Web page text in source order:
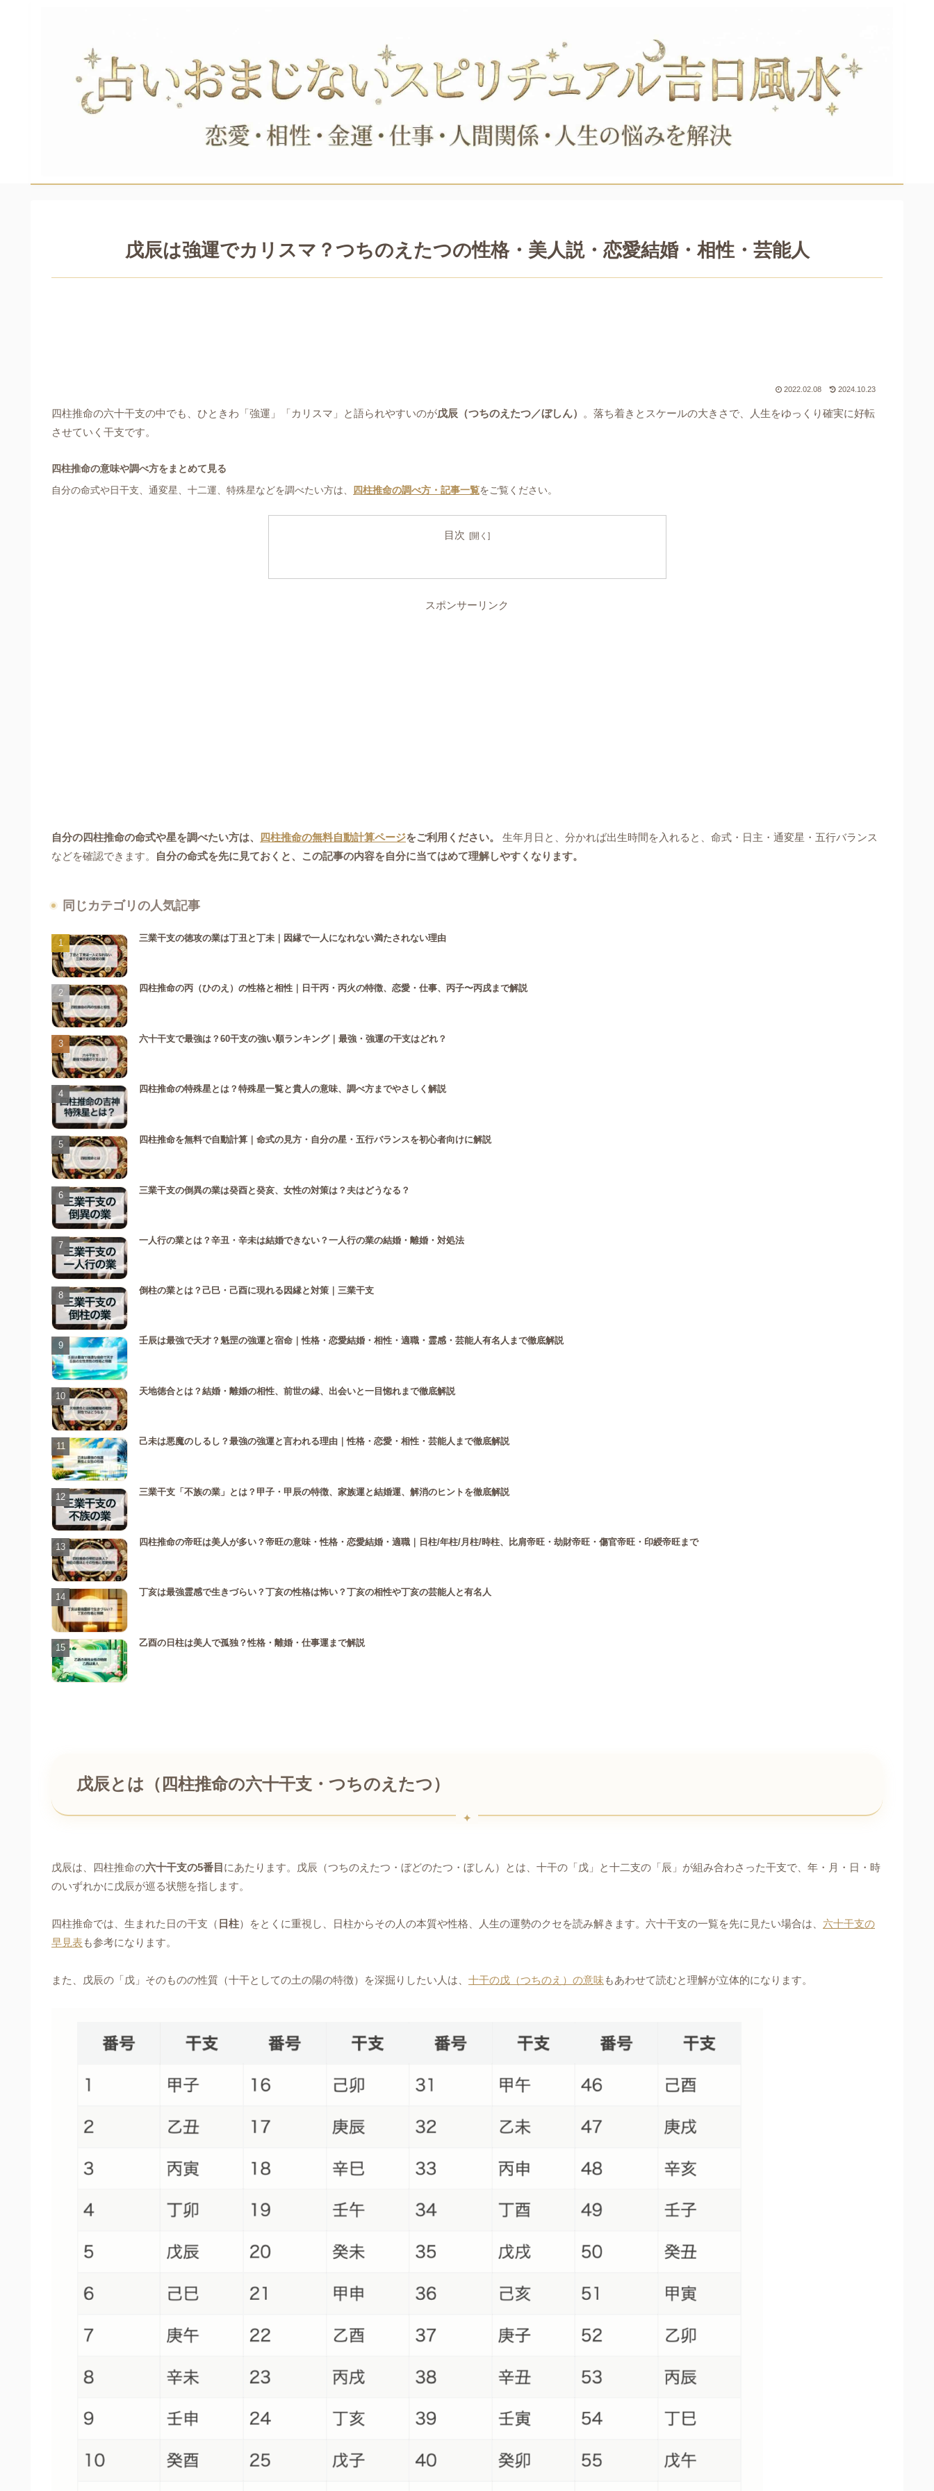
戊辰は強運でカリスマ？つちのえたつの性格・美人説・恋愛結婚・相性・芸能人
2022.02.08 2024.10.23
四柱推命の六十干支の中でも、ひときわ「強運」「カリスマ」と語られやすいのが戊辰（つちのえたつ／ぼしん）
。落ち着きとスケールの大きさで、人生をゆっくり確実に好転
させていく干支です。
四柱推命の意味や調べ方をまとめて見る
自分の命式や日干支、通変星、十二運、特殊星などを調べたい方は、
四柱推命の調べ方・記事一覧をご覧ください。
目次
スポンサーリンク
自分の四柱推命の命式や星を調べたい方は、 四柱推命の無料自動計算ページをご利用ください。
生年月日と、分かれば出生時間を入れると、命式・日主・通変星・五行バランス
などを確認できます。
自分の命式を先に見ておくと、この記事の内容を自分に当てはめて理解しやすくなります。
同じカテゴリの人気記事
三業干支の徳攻の業は丁丑と丁未｜因縁で一人になれない満たされない理由
四柱推命の丙（ひのえ）の性格と相性｜日干丙・丙火の特徴、恋愛・仕事、丙子〜丙戌まで解説
六十干支で最強は？60干支の強い順ランキング｜最強・強運の干支はどれ？
四柱推命の特殊星とは？特殊星一覧と貴人の意味、調べ方までやさしく解説
四柱推命を無料で自動計算｜命式の見方・自分の星・五行バランスを初心者向けに解説
三業干支の倒異の業は癸酉と癸亥、女性の対策は？夫はどうなる？
一人行の業とは？辛丑・辛未は結婚できない？一人行の業の結婚・離婚・対処法
倒柱の業とは？己巳・己酉に現れる因縁と対策｜三業干支
壬辰は最強で天才？魁罡の強運と宿命｜性格・恋愛結婚・相性・適職・霊感・芸能人有名人まで徹底解説
天地徳合とは？結婚・離婚の相性、前世の縁、出会いと一目惚れまで徹底解説
己未は悪魔のしるし？最強の強運と言われる理由｜性格・恋愛・相性・芸能人まで徹底解説
三業干支「不族の業」とは？甲子・甲辰の特徴、家族運と結婚運、解消のヒントを徹底解説
四柱推命の帝旺は美人が多い？帝旺の意味・性格・恋愛結婚・適職｜日柱/年柱/月柱/時柱、比肩帝旺・劫財帝旺・傷官帝旺・印綬帝旺まで
丁亥は最強霊感で生きづらい？丁亥の性格は怖い？丁亥の相性や丁亥の芸能人と有名人
乙酉の日柱は美人で孤独？性格・離婚・仕事運まで解説
戊辰とは（四柱推命の六十干支・つちのえたつ）
戊辰は、四柱推命の六十干支の5番目 にあたります。戊辰（つちのえたつ・ぼどのたつ・ぼしん）とは、十干の「戊」と十二支の「辰」が組み合わさった干支で、年・月・日・時
のいずれかに戊辰が巡る状態を指します。
四柱推命では、生まれた日の干支（ 日柱）をとくに重視し、日柱からその人の本質や性格、人生の運勢のクセを読み解きます。六十干支の一覧を先に見たい場合は、 六十干支の
早見表 も参考になります。
また、戊辰の「戊」そのものの性質（十干としての土の陽の特徴）を深掘りしたい人は、 十干の戊（つちのえ）の意味 もあわせて読むと理解が立体的になります。